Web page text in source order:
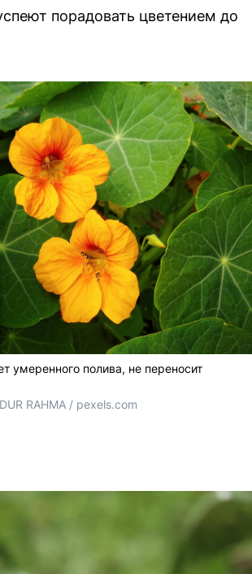
порадовать цветением до
умеренного полива, не переносит
RAHMA / pexels.com